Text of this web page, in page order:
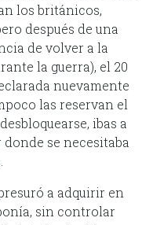
los británicos,
después de una
de volver a la
la guerra), el 20
nuevamente
las reservan el
ibas a
se necesitaba
a adquirir en
sin controlar